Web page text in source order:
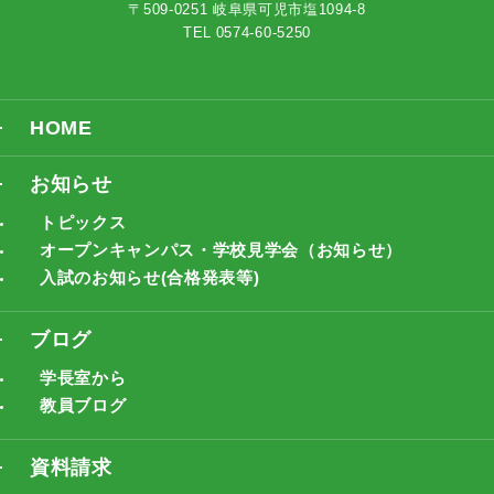
〒509-0251 岐阜県可児市塩1094-8
TEL 0574-60-5250
HOME
お知らせ
トピックス
オープンキャンパス・学校見学会（お知らせ）
入試のお知らせ(合格発表等)
ブログ
学長室から
教員ブログ
資料請求